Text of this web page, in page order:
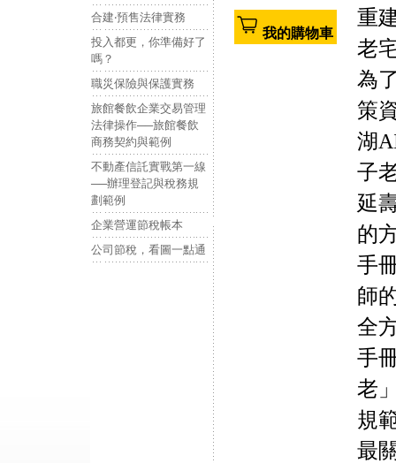
合建‧預售法律實務
投入都更，你準備好了
嗎？
職災保險與保護實務
旅館餐飲企業交易管理
法律操作──旅館餐飲
商務契約與範例
不動產信託實戰第一線
──辦理登記與稅務規
劃範例
企業營運節稅帳本
公司節稅，看圖一點通
我的購物車
重
老
為
策
湖
子
延
的
手
師
全
手
老
規
最